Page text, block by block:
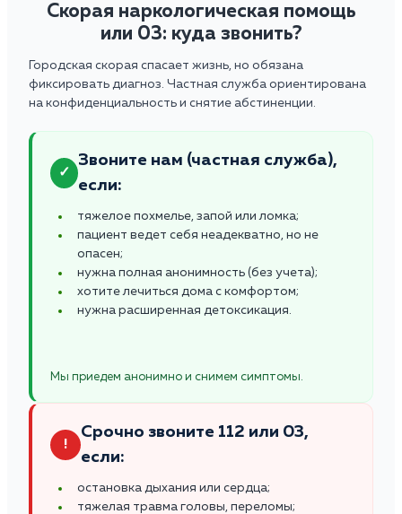
Скорая наркологическая помощь
или 03: куда звонить?
Городская скорая спасает жизнь, но обязана
фиксировать диагноз. Частная служба ориентирована
на конфиденциальность и снятие абстиненции.
✓
Звоните нам (частная служба),
если:
тяжелое похмелье, запой или ломка;
пациент ведет себя неадекватно, но не
опасен;
нужна полная анонимность (без учета);
хотите лечиться дома с комфортом;
нужна расширенная детоксикация.
Мы приедем анонимно и снимем симптомы.
!
Срочно звоните 112 или 03,
если:
остановка дыхания или сердца;
тяжелая травма головы, переломы;